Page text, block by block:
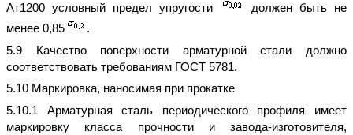
Ат1200 условный предел упругости
должен быть не
менее 0,85
.
5.9 Качество поверхности арматурной стали должно
соответствовать требованиям ГОСТ 5781.
5.10 Маркировка, наносимая при прокатке
5.10.1 Арматурная сталь периодического профиля имеет
маркировку класса прочности и завода-изготовителя,